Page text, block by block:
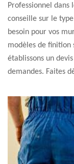
Professionnel dans
conseille sur le
besoin pour vos
modèles de finition
établissons un
demandes. Faites